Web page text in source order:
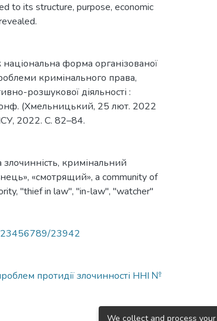
to its structure, purpose, economic
форма організованої
кримінального права,
розшукової діяльності :
(Хмельницький, 25 лют. 2022
2022. С. 82–84.
злочинність, кримінальний
, «смотрящий», a community of
, "thief in law", "in-law", "watcher"
23942
протидії злочинності ННІ №
We collect and process